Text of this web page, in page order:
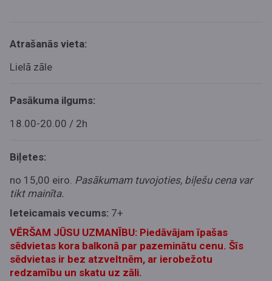
Atrašanās vieta:
Lielā zāle
Pasākuma ilgums:
18.00-20.00 / 2h
Biļetes:
no 15,00 eiro. Pasākumam tuvojoties, biļešu cena var
tikt mainīta.
Ieteicamais vecums: 7+
VĒRŠAM JŪSU UZMANĪBU: Piedāvājam īpašas
sēdvietas kora balkonā par pazeminātu cenu. Šīs
sēdvietas ir bez atzveltnēm, ar ierobežotu
redzamību un skatu uz zāli.